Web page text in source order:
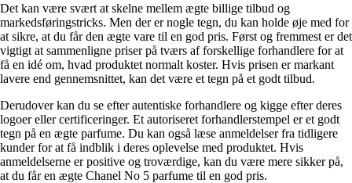
Det kan være svært at skelne mellem ægte billige tilbud og
markedsføringstricks. Men der er nogle tegn, du kan holde øje med for
at sikre, at du får den ægte vare til en god pris. Først og fremmest er det
vigtigt at sammenligne priser på tværs af forskellige forhandlere for at
få en idé om, hvad produktet normalt koster. Hvis prisen er markant
lavere end gennemsnittet, kan det være et tegn på et godt tilbud.
Derudover kan du se efter autentiske forhandlere og kigge efter deres
logoer eller certificeringer. Et autoriseret forhandlerstempel er et godt
tegn på en ægte parfume. Du kan også læse anmeldelser fra tidligere
kunder for at få indblik i deres oplevelse med produktet. Hvis
anmeldelserne er positive og troværdige, kan du være mere sikker på,
at du får en ægte Chanel No 5 parfume til en god pris.